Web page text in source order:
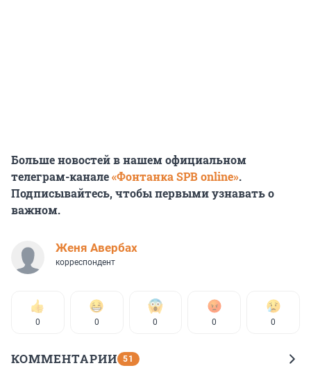
Больше новостей в нашем официальном
телеграм-канале«Фонтанка SPB online».
Подписывайтесь, чтобы первыми узнавать о
важном.
Женя Авербах
корреспондент
0 0 0 0 0
КОММЕНТАРИИ 51